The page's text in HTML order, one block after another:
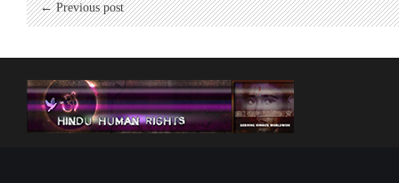
← Previous post